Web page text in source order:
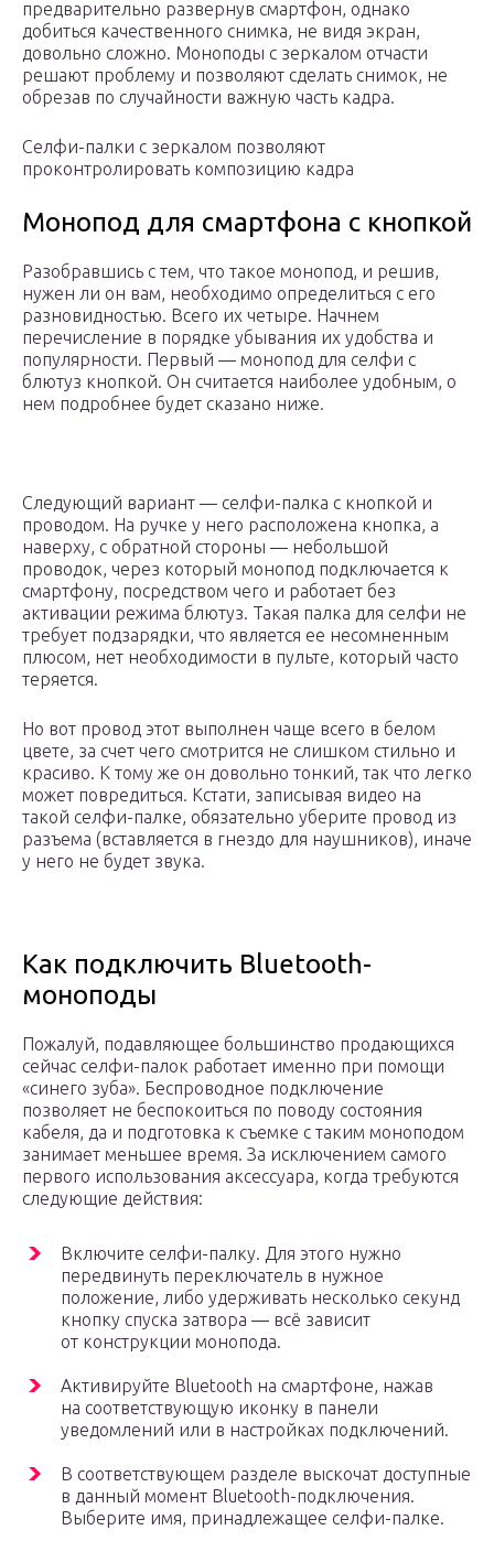
предварительно развернув смартфон, однако
добиться качественного снимка, не видя экран,
довольно сложно. Моноподы с зеркалом отчасти
решают проблему и позволяют сделать снимок, не
обрезав по случайности важную часть кадра.
Селфи-палки с зеркалом позволяют
проконтролировать композицию кадра
Монопод для смартфона с кнопкой
Разобравшись с тем, что такое монопод, и решив,
нужен ли он вам, необходимо определиться с его
разновидностью. Всего их четыре. Начнем
перечисление в порядке убывания их удобства и
популярности. Первый — монопод для селфи с
блютуз кнопкой. Он считается наиболее удобным, о
нем подробнее будет сказано ниже.
Следующий вариант — селфи-палка с кнопкой и
проводом. На ручке у него расположена кнопка, а
наверху, с обратной стороны — небольшой
проводок, через который монопод подключается к
смартфону, посредством чего и работает без
активации режима блютуз. Такая палка для селфи не
требует подзарядки, что является ее несомненным
плюсом, нет необходимости в пульте, который часто
теряется.
Но вот провод этот выполнен чаще всего в белом
цвете, за счет чего смотрится не слишком стильно и
красиво. К тому же он довольно тонкий, так что легко
может повредиться. Кстати, записывая видео на
такой селфи-палке, обязательно уберите провод из
разъема (вставляется в гнездо для наушников), иначе
у него не будет звука.
Как подключить Bluetooth-
моноподы
Пожалуй, подавляющее большинство продающихся
сейчас селфи-палок работает именно при помощи
«синего зуба». Беспроводное подключение
позволяет не беспокоиться по поводу состояния
кабеля, да и подготовка к съемке с таким моноподом
занимает меньшее время. За исключением самого
первого использования аксессуара, когда требуются
следующие действия:
Включите селфи-палку. Для этого нужно
передвинуть переключатель в нужное
положение, либо удерживать несколько секунд
кнопку спуска затвора — всё зависит
от конструкции монопода.
Активируйте Bluetooth на смартфоне, нажав
на соответствующую иконку в панели
уведомлений или в настройках подключений.
В соответствующем разделе выскочат доступные
в данный момент Bluetooth-подключения.
Выберите имя, принадлежащее селфи-палке.